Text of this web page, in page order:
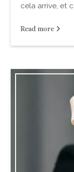
cela arrive, et
Read more